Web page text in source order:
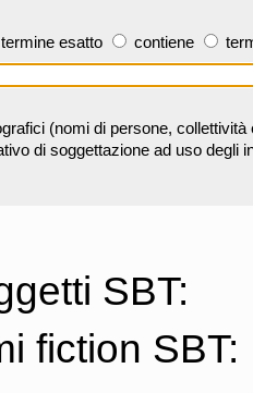
termine esatto contiene
(nomi di persone,
di soggettazione ad uso degli
SBT:
fiction SBT: